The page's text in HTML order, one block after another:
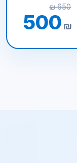
650 ₪
500 ₪